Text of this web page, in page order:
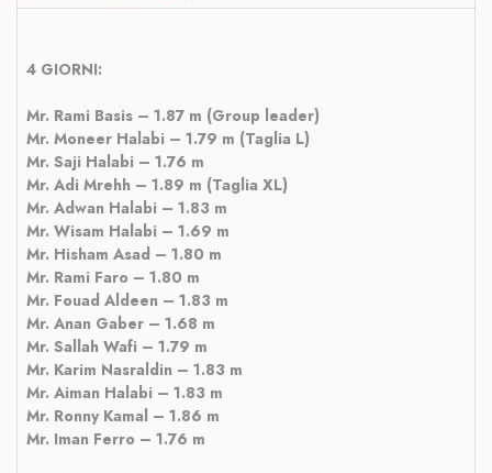
4 GIORNI:
Mr. Rami Basis – 1.87 m (Group leader)
Mr. Moneer Halabi – 1.79 m (Taglia L)
Mr. Saji Halabi – 1.76 m
Mr. Adi Mrehh – 1.89 m (Taglia XL)
Mr. Adwan Halabi – 1.83 m
Mr. Wisam Halabi – 1.69 m
Mr. Hisham Asad – 1.80 m
Mr. Rami Faro – 1.80 m
Mr. Fouad Aldeen – 1.83 m
Mr. Anan Gaber – 1.68 m
Mr. Sallah Wafi – 1.79 m
Mr. Karim Nasraldin – 1.83 m
Mr. Aiman Halabi – 1.83 m
Mr. Ronny Kamal – 1.86 m
Mr. Iman Ferro – 1.76 m